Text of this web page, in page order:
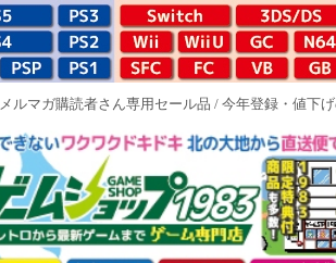
メルマガ購読者さん専用セール品 / 今年登録・値下